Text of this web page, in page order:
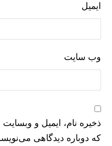
ایمیل
وب‌ سایت
ذخیره نام، ایمیل و
که دوباره دیدگاهی